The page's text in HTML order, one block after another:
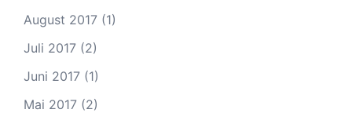
August 2017 (1)
Juli 2017 (2)
Juni 2017 (1)
Mai 2017 (2)